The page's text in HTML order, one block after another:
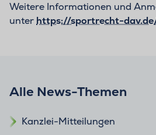
Weitere Informationen und
unter https://sportrecht-
Alle News-Themen
Kanzlei-Mitteilungen